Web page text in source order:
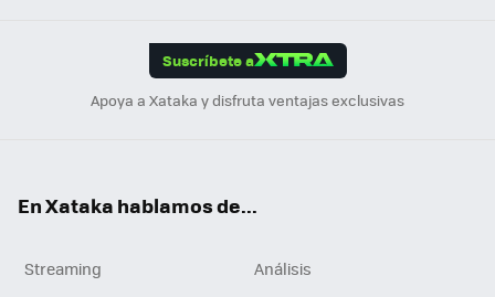
Suscríbete a
Apoya a Xataka y disfruta ventajas exclusivas
En Xataka hablamos de...
Streaming
Análisis